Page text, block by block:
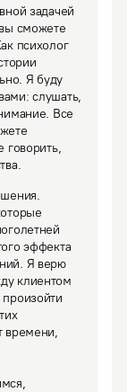
задачей
сможете
психолог
Я буду
слушать,
Все
говорить,
эффекта
Я верю
клиентом
времени,